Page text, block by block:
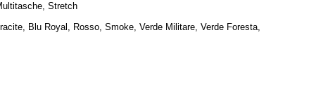
Stretch
Blu Royal, Rosso, Smoke, Verde Militare, Verde Foresta,